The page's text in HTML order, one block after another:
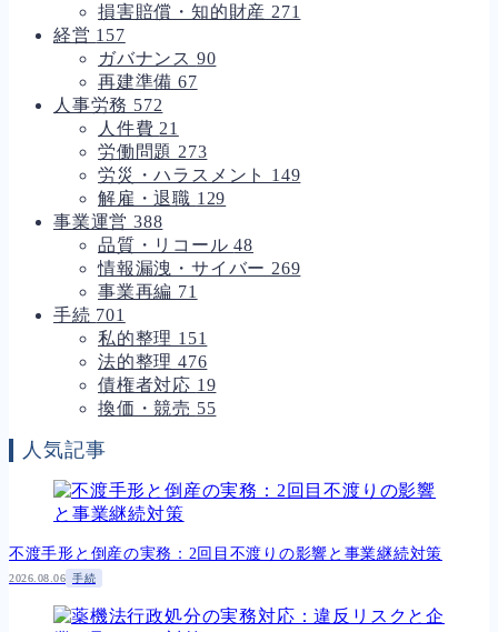
損害賠償・知的財産 271
経営 157
ガバナンス 90
再建準備 67
人事労務 572
人件費 21
労働問題 273
労災・ハラスメント 149
解雇・退職 129
事業運営 388
品質・リコール48
情報漏洩・サイバー 269
事業再編 71
手続 701
私的整理 151
法的整理 476
債権者対応 19
換価・競売 55
人気記事
不渡手形と倒産の実務：2回目不渡りの影響と事業継続対策
2026.08.06 手続